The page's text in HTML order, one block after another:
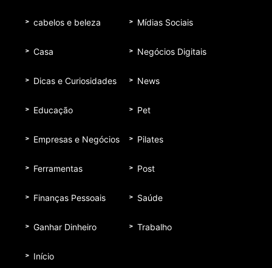
cabelos e beleza
Casa
Dicas e Curiosidades
Educação
Empresas e Negócios
Ferramentas
Finanças Pessoais
Ganhar Dinheiro
Início
Mídias Sociais
Negócios Digitais
News
Pet
Pilates
Post
Saúde
Trabalho